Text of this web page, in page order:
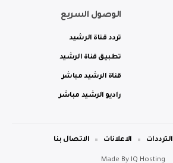
الوصول السريع
تردد قناة الرشيد
تطبيق قناة الرشيد
قناة الرشيد مباشر
راديو الرشيد مباشر
Made By IQ Hosting
الترددات الاعلانات الاتصال بنا